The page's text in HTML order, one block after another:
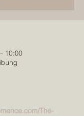
10:00
The-